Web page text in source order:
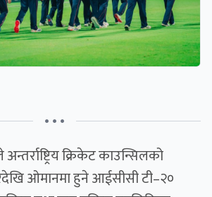
• • •
क्रिकेट काउन्सिलको
ओमानमा हुने आईसीसी टी–२०